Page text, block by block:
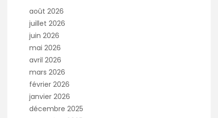
août 2026
juillet 2026
juin 2026
mai 2026
avril 2026
mars 2026
février 2026
janvier 2026
décembre 2025